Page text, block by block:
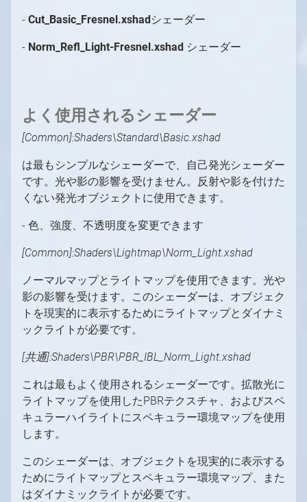
- Cut_Basic_Fresnel.xshadシェーダー
- Norm_Refl_Light-Fresnel.xshad シェーダー
よく使用されるシェーダー
[Common]:Shaders\Standard\Basic.xshad
は最もシンプルなシェーダーで、自己発光シェーダー
です。光や影の影響を受けません。反射や影を付けた
くない発光オブジェクトに使用できます。
- 色、強度、不透明度を変更できます
[Common]:Shaders\Lightmap\Norm_Light.xshad
ノーマルマップとライトマップを使用できます。光や
影の影響を受けます。このシェーダーは、オブジェク
トを現実的に表示するためにライトマップとダイナミ
ックライトが必要です。
[共通]:Shaders\PBR\PBR_IBL_Norm_Light.xshad
これは最もよく使用されるシェーダーです。拡散光に
ライトマップを使用したPBRテクスチャ、およびスペ
キュラーハイライトにスペキュラー環境マップを使用
します。
このシェーダーは、オブジェクトを現実的に表示する
ためにライトマップとスペキュラー環境マップ、また
はダイナミックライトが必要です。